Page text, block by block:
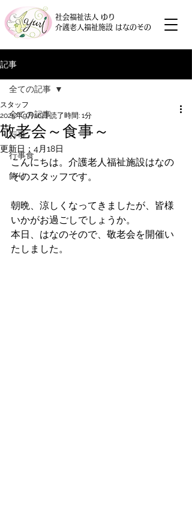
社会福祉法人 ゆり
介護老人福祉施設 はなのその
記事
全ての記事
行事
行事食
飾り
全ての記事
敬老会～食事～
スタッフ
2025年9月16日読了時間: 1分
更新日： 4月18日
こんにちは。介護老人福祉施設はなの
そのスタッフです。
朝晩、涼しくなってきましたが、皆様
いかがお過ごしでしょうか。
本日、はなのそので、敬老会を開催い
たしました。